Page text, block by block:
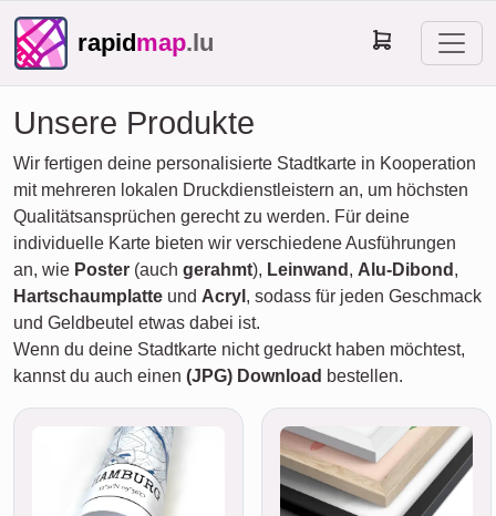
rapidmap.lu
Unsere Produkte
Wir fertigen deine personalisierte Stadtkarte in Kooperation
mit mehreren lokalen Druckdienstleistern an, um höchsten
Qualitätsansprüchen gerecht zu werden. Für deine
individuelle Karte bieten wir verschiedene Ausführungen
an, wie Poster (auch gerahmt), Leinwand , Alu-Dibond ,
Hartschaumplatte und Acryl , sodass für jeden Geschmack
und Geldbeutel etwas dabei ist.
Wenn du deine Stadtkarte nicht gedruckt haben möchtest,
kannst du auch einen (JPG) Download bestellen.